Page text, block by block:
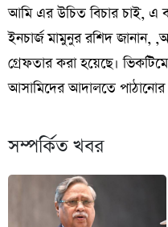
আমি এর উচিত বিচার চাই, এ
ইনচার্জ মামুনুর রশিদ জানান,
গ্রেফতার করা হ‌য়ে‌ছে।
আসা‌মি‌দের আদাল‌তে পাঠা‌নোর
সম্পর্কিত খবর